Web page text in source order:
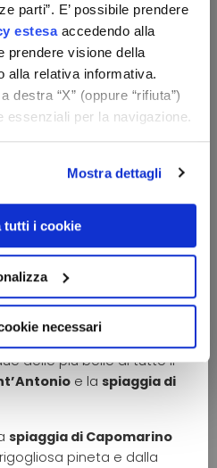
parti”. E’ possibile prendere
estesaaccedendo alla
prendere visione della
alla relativa informativa.
destra “X” (oppure “rifiuta”)
essenziali per la navigazione.
Mostra dettagli
tutti i cookie
necessari
in circa 1 ora e mezza di
spiaggia che incontriamo
, che presenta una costa
e pulite. Solitamente
chi è alla ricerca di una
relax.
si giunge aPetacciato
sabbia chiara e finissima
chilometri in una natura
da una pineta che offre
destinazione per chi
delle più belle di tutto il
e la spiaggia di
spiaggia di Capomarino
pineta e dalla